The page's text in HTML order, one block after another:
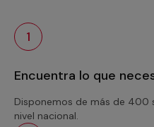
1
Encuentra lo que
Disponemos de más de 400
nivel nacional.